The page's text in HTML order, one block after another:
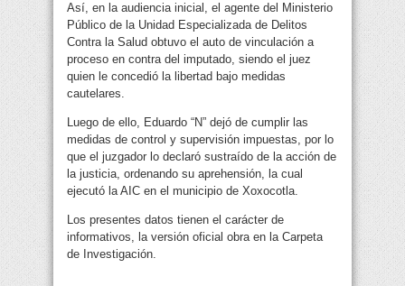
Así, en la audiencia inicial, el agente del Ministerio
Público de la Unidad Especializada de Delitos
Contra la Salud obtuvo el auto de vinculación a
proceso en contra del imputado, siendo el juez
quien le concedió la libertad bajo medidas
cautelares.
Luego de ello, Eduardo “N” dejó de cumplir las
medidas de control y supervisión impuestas, por lo
que el juzgador lo declaró sustraído de la acción de
la justicia, ordenando su aprehensión, la cual
ejecutó la AIC en el municipio de Xoxocotla.
Los presentes datos tienen el carácter de
informativos, la versión oficial obra en la Carpeta
de Investigación.